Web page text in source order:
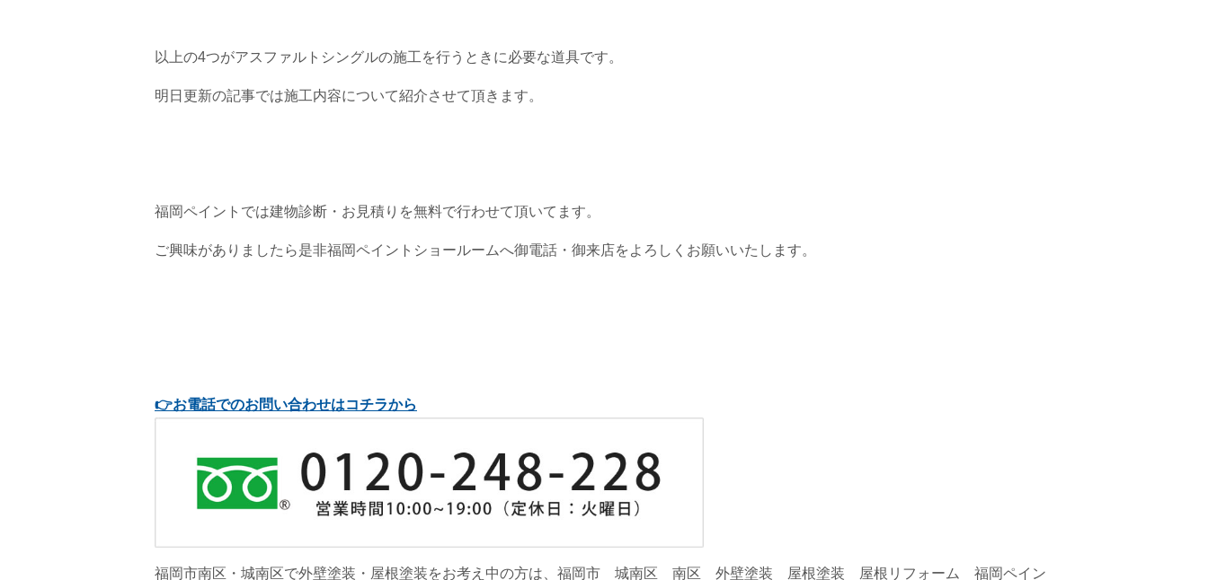
以上の4つがアスファルトシングルの施工を行うときに必要な道具です。
明日更新の記事では施工内容について紹介させて頂きます。
福岡ペイントでは建物診断・お見積りを無料で行わせて頂いてます。
ご興味がありましたら是非福岡ペイントショールームへ御電話・御来店をよろしくお願いいたします。
👉お電話でのお問い合わせはコチラから
福岡市南区・城南区で外壁塗装・屋根塗装をお考え中の方は、福岡市 城南区 南区 外壁塗装 屋根塗装 屋根リフォーム 福岡ペイン